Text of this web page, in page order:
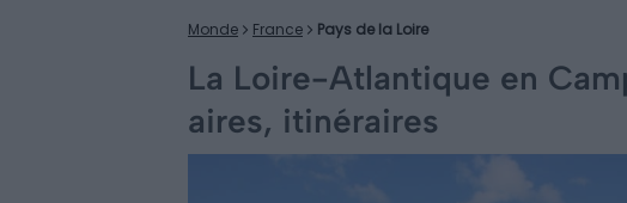
Monde France Pays de la Loire
La Loire-Atlantique en
aires, itinéraires